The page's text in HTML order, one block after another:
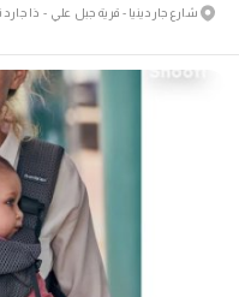
شارع جاردينيا - قرية جبل علي - ذا